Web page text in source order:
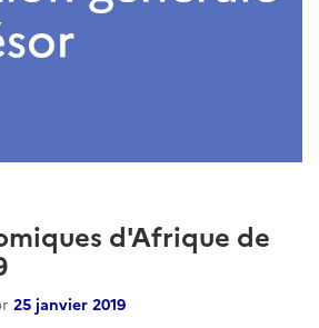
d'Afrique de
25 janvier 2019